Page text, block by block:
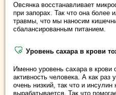
Овсянка восстанавливает
при запорах. Так что она более
травмы, что мы наносим
сбалансированным питанием.
Уровень сахара в крови
Именно уровень сахара в крови
активность человека. А как раз
очень низкий, так что и инсулин
вырабатывается. Так что